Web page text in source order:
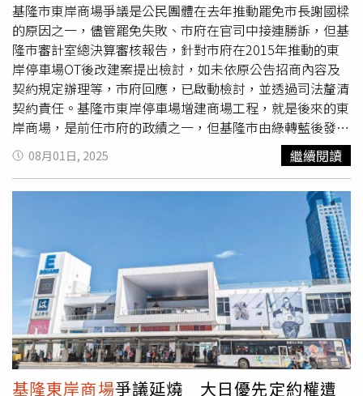
基隆市東岸商場爭議是公民團體在去年推動罷免市長謝國樑
的原因之一，儘管罷免失敗、市府在官司中接連勝訴，但基
隆市審計室總決算審核報告，針對市府在2015年推動的東
岸停車場OT後改建案提出檢討，如未依原公告招商內容及
契約規定辦理等，市府回應，已啟動檢討，並透過司法釐清
契約責任。基隆市東岸停車場增建商場工程，就是後來的東
岸商場，是前任市府的政績之一，但基隆市由綠轉藍後發生
許多爭議，更在去年成為公民團體推動罷免謝國樑的原因之
一。基隆市審計室總決算審核報告指出，2015年基隆市東
岸停車場以營運轉移案招商，當時相關的公告內容中，並沒
有載明停車場可「增建」，但2016年，當時的市府同意業
者變更甄審評定及契約規定的規模，並增建2至4樓的商場。
審計室指出，此舉與原先招商條件、甄審評定標準等均有不
同，市府未及時釐清對於招商公平性的影響；市府應評估商
場增建的財務影響性及增建後資產價值與權利金差異，且在
計收權利金時，明確定義及規範「預估年收入」，並將營業
收入淨額納入年收入基準。審計室認為，市府實際收取的權
利金，無法完整及合理反應使用公共建設資產價值，也沒有
在2020年增建商場後的續約期間，研商調整權利金收取條
件及金額。對於審計室報告中提及對參與廠商不公平、權利
08月01日, 2025 繼續閱讀
基隆東岸商場爭議延燒 大日優先定約權遭